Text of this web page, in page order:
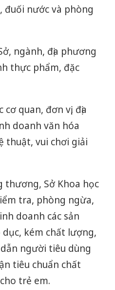
đuối nước và phòng
ngành, địa phương
thực phẩm, đặc
quan, đơn vị, địa
doanh văn hóa
thuật, vui chơi giải
thương, Sở Khoa học
tra, phòng ngừa,
doanh các sản
kém chất lượng,
người tiêu dùng
tiêu chuẩn chất
trẻ em.